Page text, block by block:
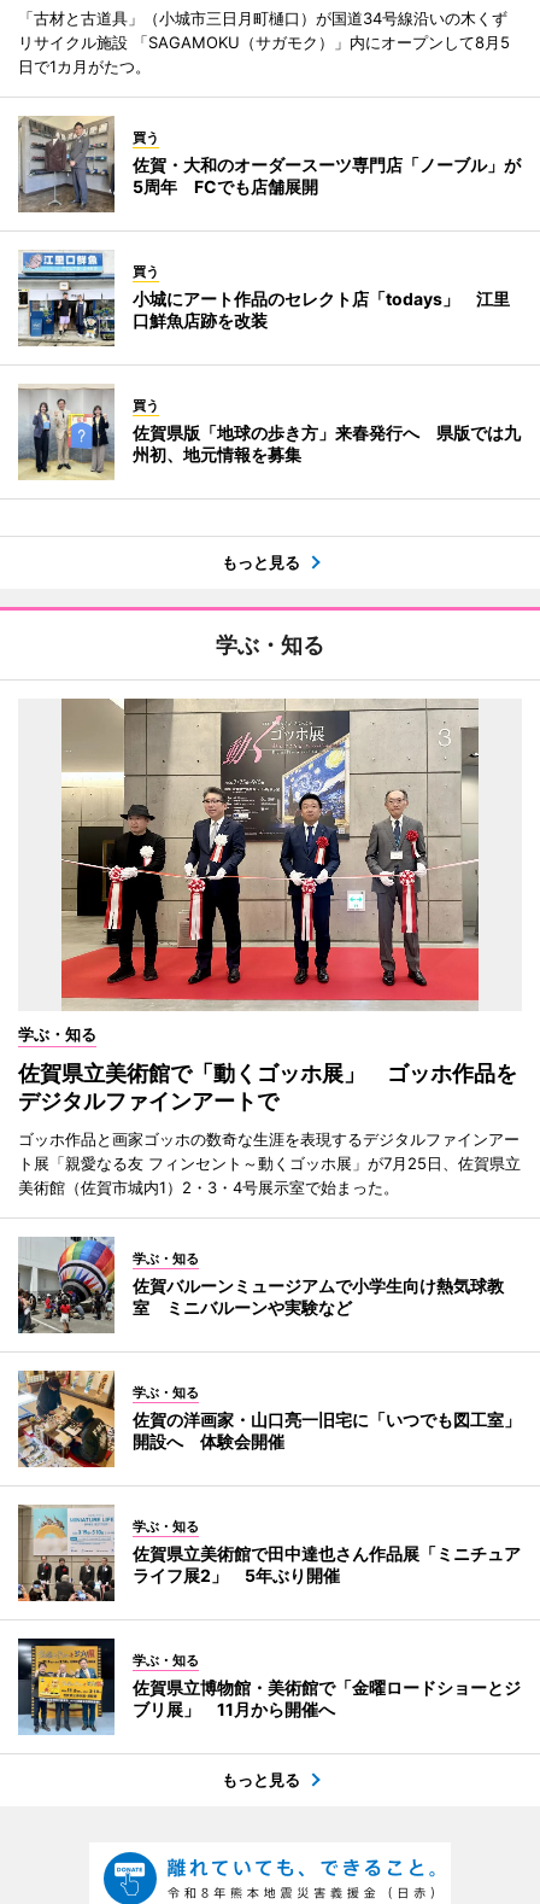
「古材と古道具」（小城市三日月町樋口）が国道34号線沿いの木くず
リサイクル施設 「SAGAMOKU（サガモク）」内にオープンして8月5
日で1カ月がたつ。
買う
佐賀・大和のオーダースーツ専門店「ノーブル」が
5周年 FCでも店舗展開
買う
小城にアート作品のセレクト店「todays」 江里
口鮮魚店跡を改装
買う
佐賀県版「地球の歩き方」来春発行へ 県版では九
州初、地元情報を募集
もっと見る
学ぶ・知る
学ぶ・知る
佐賀県立美術館で「動くゴッホ展」 ゴッホ作品を
デジタルファインアートで
ゴッホ作品と画家ゴッホの数奇な生涯を表現するデジタルファインアー
ト展「親愛なる友 フィンセント～動くゴッホ展」が7月25日、佐賀県立
美術館（佐賀市城内1）2・3・4号展示室で始まった。
学ぶ・知る
佐賀バルーンミュージアムで小学生向け熱気球教
室 ミニバルーンや実験など
学ぶ・知る
佐賀の洋画家・山口亮一旧宅に「いつでも図工室」
開設へ 体験会開催
学ぶ・知る
佐賀県立美術館で田中達也さん作品展「ミニチュア
ライフ展2」 5年ぶり開催
学ぶ・知る
佐賀県立博物館・美術館で「金曜ロードショーとジ
ブリ展」 11月から開催へ
もっと見る